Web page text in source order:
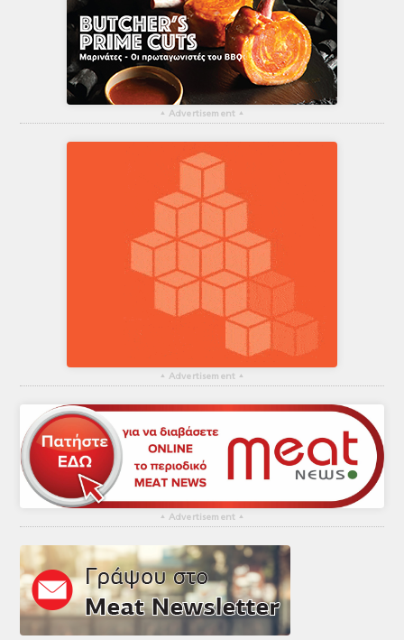
▴ Advertisement ▴
▴ Advertisement ▴
▴ Advertisement ▴